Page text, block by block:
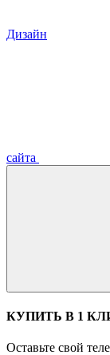
Дизайн
сайта
КУПИТЬ В 1
Оставьте свой